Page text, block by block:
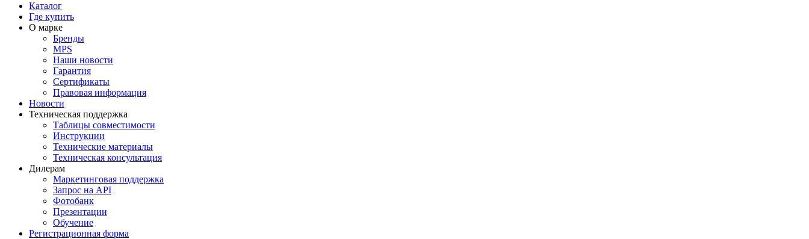
Каталог
Где купить
О марке
Бренды
MPS
Наши новости
Гарантия
Сертификаты
Правовая информация
Новости
Техническая поддержка
Таблицы совместимости
Инструкции
Технические материалы
Техническая консультация
Дилерам
Маркетинговая поддержка
Запрос на API
Фотобанк
Презентации
Обучение
Регистрационная форма